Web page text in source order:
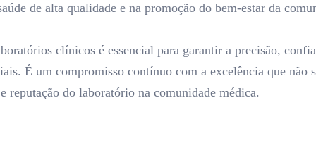
de alta qualidade e na promoção do bem-estar da
clínicos é essencial para garantir a precisão,
É um compromisso contínuo com a excelência que não
reputação do laboratório na comunidade médica.